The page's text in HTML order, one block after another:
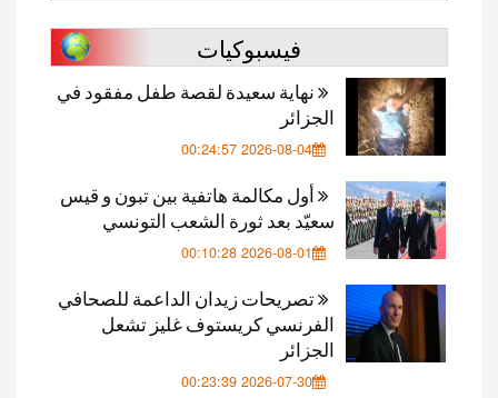
فيسبوكيات
نهاية سعيدة لقصة طفل مفقود في
الجزائر
2026-08-04 00:24:57
أول مكالمة هاتفية بين تبون و قيس
سعيّد بعد ثورة الشعب التونسي
2026-08-01 00:10:28
تصريحات زيدان الداعمة للصحافي
الفرنسي كريستوف غليز تشعل
الجزائر
2026-07-30 00:23:39